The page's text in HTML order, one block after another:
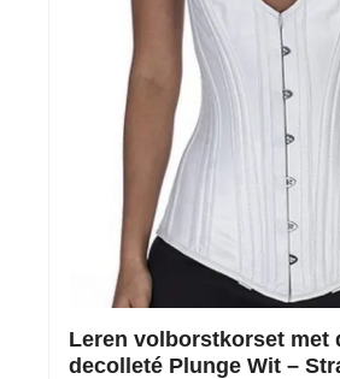
Leren volborstkorset met
decolleté Plunge Wit –